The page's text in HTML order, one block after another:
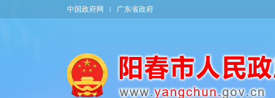
中国政府网 广东省政府